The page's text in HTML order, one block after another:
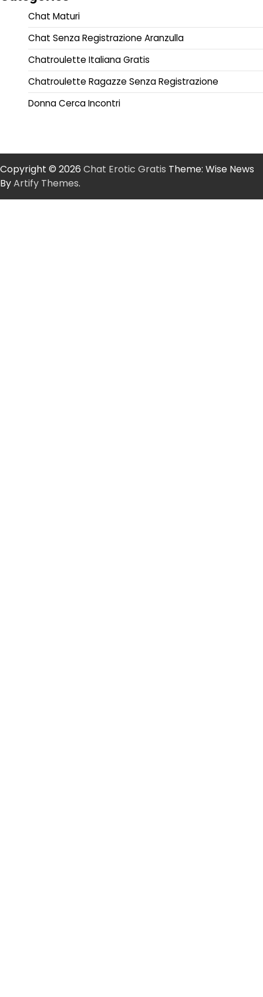
Chat Maturi
Chat Senza Registrazione Aranzulla
Chatroulette Italiana Gratis
Chatroulette Ragazze Senza Registrazione
Donna Cerca Incontri
Copyright © 2026 Chat Erotic Gratis Theme: Wise News
ByArtify Themes.